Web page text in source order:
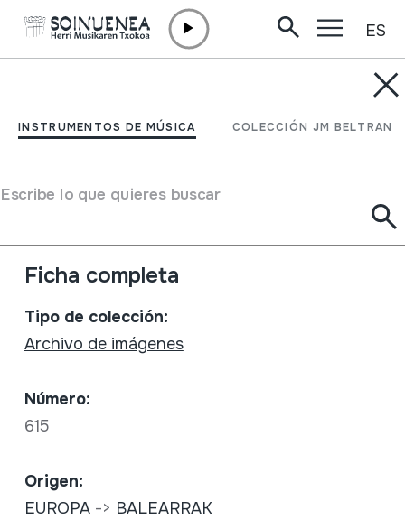
INSTRUMENTOS DE MÚSICA COLECCIÓN JM BELTRAN
Escribe lo que quieres buscar
ES
'Saha' en directe
Videos 2007-04-11
Ficha completa
Tipo de colección:
Archivo de imágenes
Número:
615
Origen:
EUROPA-> BALEARRAK